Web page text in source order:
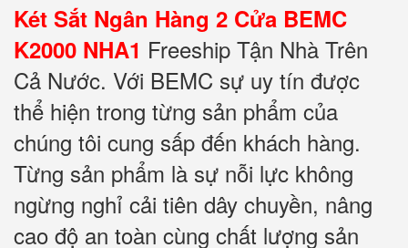
Két Sắt Ngân Hàng 2 Cửa BEMC
K2000 NHA1 Freeship Tận Nhà Trên
Cả Nước. Với BEMC sự uy tín được
thể hiện trong từng sản phẩm của
chúng tôi cung sấp đến khách hàng.
Từng sản phẩm là sự nỗi lực không
ngừng nghỉ cải tiên dây chuyền, nâng
cao độ an toàn cùng chất lượng sản